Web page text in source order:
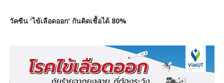
วัคซีน 'ไข้เลือดออก' กันติดเชื้อได้ 80%